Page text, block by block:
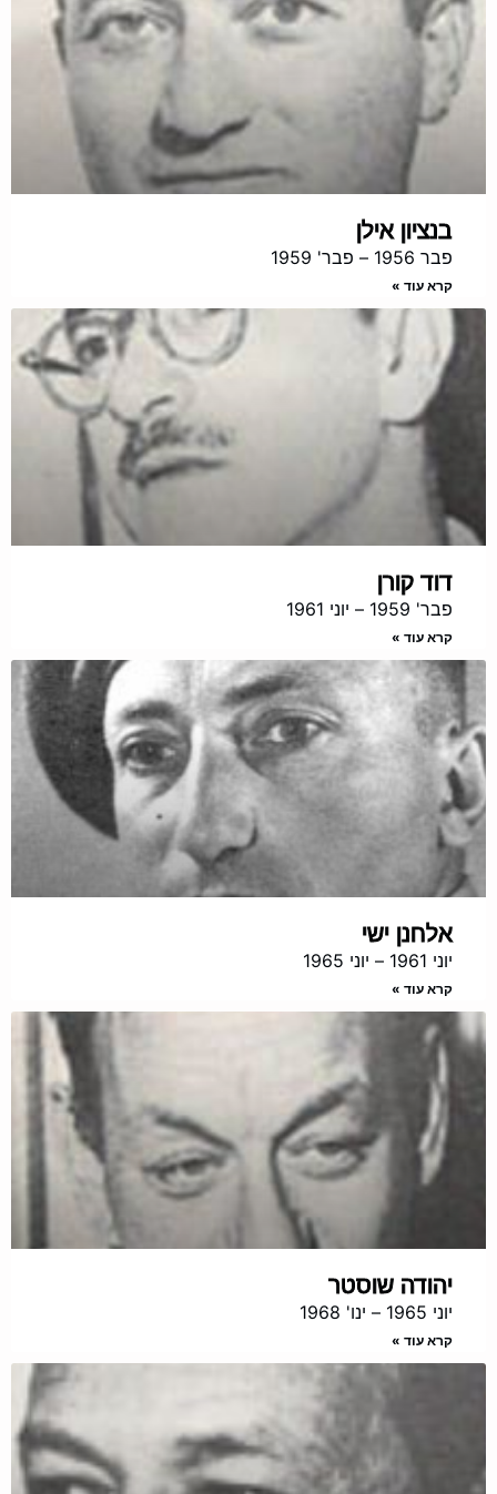
בנציון אילן
פבר 1956 – פבר' 1959
קרא עוד »
דוד קורן
פבר' 1959 – יוני 1961
קרא עוד »
אלחנן ישי
יוני 1961 – יוני 1965
קרא עוד »
יהודה שוסטר
יוני 1965 – ינו' 1968
קרא עוד »